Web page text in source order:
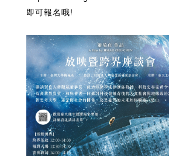
即可報名哦!